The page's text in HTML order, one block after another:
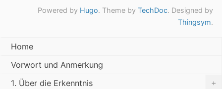
Powered by Hugo. Theme by TechDoc. Designed by
Thingsym.
Home
Vorwort und Anmerkung
1. Über die Erkenntnis
+